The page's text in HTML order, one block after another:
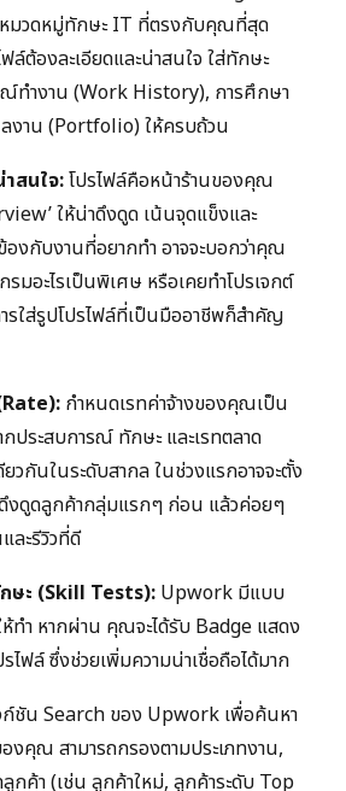
มวดหมู่ทักษะ IT ที่ตรงกับคุณที่สุด
ล์ต้องละเอียดและน่าสนใจ ใส่ทักษะ
ทำงาน (Work History), การศึกษา
งาน (Portfolio) ให้ครบถ้วน
าสนใจ:โปรไฟล์คือหน้าร้านของคุณ
ให้น่าดึงดูด เน้นจุดแข็งและ
งกับงานที่อยากทำ อาจจะบอกว่าคุณ
รมอะไรเป็นพิเศษ หรือเคยทำโปรเจกต์
รใส่รูปโปรไฟล์ที่เป็นมืออาชีพก็สำคัญ
กำหนดเรทค่าจ้างของคุณเป็น
ประสบการณ์ ทักษะ และเรทตลาด
วกันในระดับสากล ในช่วงแรกอาจจะตั้ง
งดูดลูกค้ากลุ่มแรกๆ ก่อน แล้วค่อยๆ
ละรีวิวที่ดี
ษะ (Skill Tests): Upwork มีแบบ
ทำ หากผ่าน คุณจะได้รับ Badge แสดง
ไฟล์ ซึ่งช่วยเพิ่มความน่าเชื่อถือได้มาก
ชัน Search ของ Upwork เพื่อค้นหา
คุณ สามารถกรองตามประเภทงาน,
กค้า (เช่น ลูกค้าใหม่, ลูกค้าระดับ Top